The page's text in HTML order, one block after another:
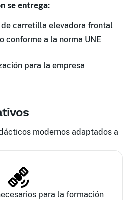
se entrega:
carretilla elevadora frontal
conforme a la norma UNE
para la empresa
modernos adaptados a
para la formación